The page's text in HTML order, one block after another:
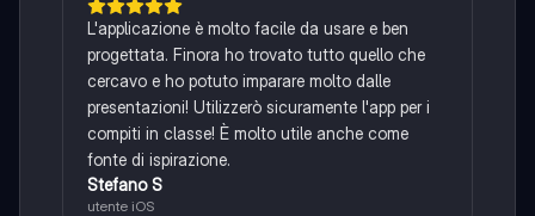
L'applicazione è molto facile da usare e ben
progettata. Finora ho trovato tutto quello che
cercavo e ho potuto imparare molto dalle
presentazioni! Utilizzerò sicuramente l'app per i
compiti in classe! È molto utile anche come
fonte di ispirazione.
Stefano S
utente iOS